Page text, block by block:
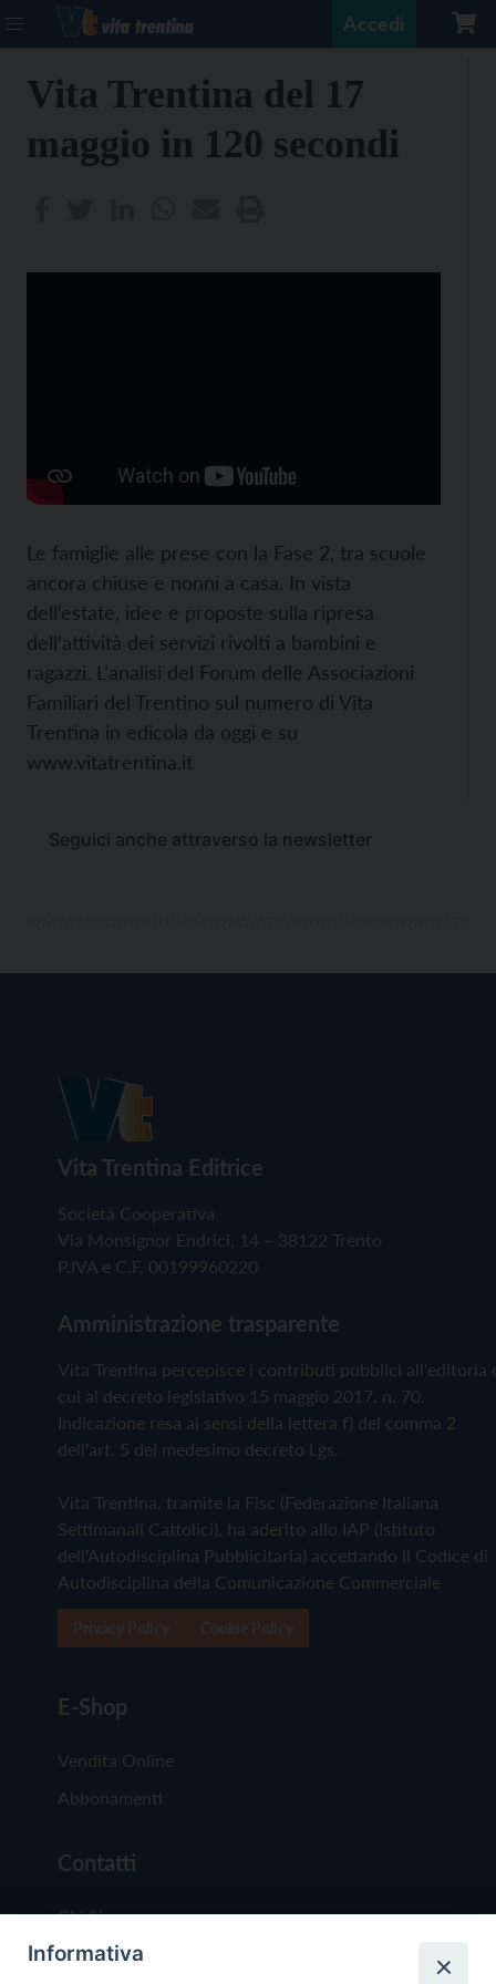
Accedi
Vita Trentina del 17
maggio in 120 secondi
Le famiglie alle prese con la Fase 2, tra scuole
ancora chiuse e nonni a casa. In vista
dell’estate, idee e proposte sulla ripresa
dell’attività dei servizi rivolti a bambini e
ragazzi. L’analisi del Forum delle Associazioni
Familiari del Trentino sul numero di Vita
Trentina in edicola da oggi e su
www.vitatrentina.it
Seguici anche attraverso la newsletter
Vita Trentina Editrice
Società Cooperativa
Via Monsignor Endrici, 14 – 38122 Trento
P.IVA e C.F. 00199960220
Amministrazione trasparente
Vita Trentina percepisce i contributi pubblici all'editoria
cui al decreto legislativo 15 maggio 2017, n. 70.
Indicazione resa ai sensi della lettera f) del comma 2
dell'art. 5 del medesimo decreto Lgs.
Vita Trentina, tramite la Fisc (Federazione Italiana
Settimanali Cattolici), ha aderito allo IAP (Istituto
dell'Autodisciplina Pubblicitaria) accettando il Codice di
Autodisciplina della Comunicazione Commerciale
E-Shop
Vendita Online
Abbonamenti
Contatti
Chi Siamo
Redazione
Informativa